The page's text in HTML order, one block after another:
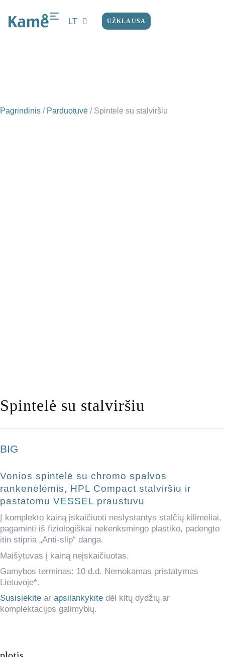
LT
EN UŽKLAUSA
Pagrindinis / Parduotuvė / Spintelė su stalviršiu
Spintelė su stalviršiu
BIG
Vonios spintelė su chromo spalvos
rankenėlėmis, HPL Compact stalviršiu ir
pastatomu VESSEL praustuvu
Į komplekto kainą įskaičiuoti neslystantys stalčių kilimėliai,
pagaminti iš fiziologiškai nekenksmingo plastiko, padengto
itin stipria „Anti-slip“ danga.
Maišytuvas į kainą neįskaičiuotas.
Gamybos terminas: 10 d.d. Nemokamas pristatymas
Lietuvoje*.
Susisiekite ar apsilankykite dėl kitų dydžių ar
komplektacijos galimybių.